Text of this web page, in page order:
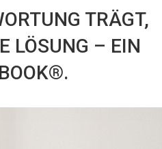
TRÄGT,
LÖSUNG – EIN